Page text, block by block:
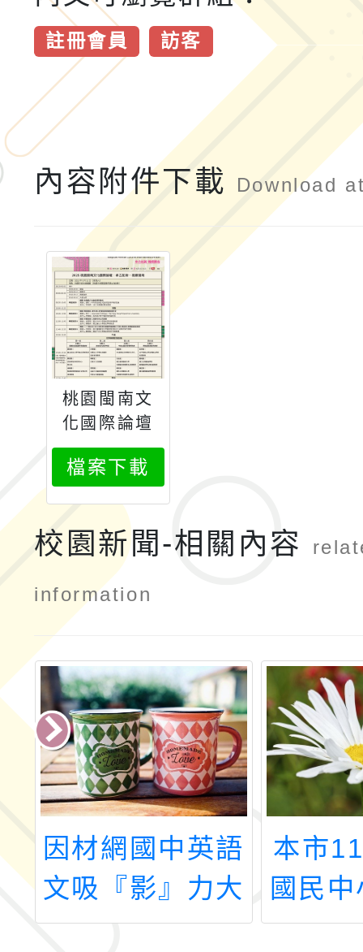
註冊會員 訪客
內容附件下載 Download
桃園閩南文
化國際論壇
檔案下載
校園新聞-相關內容
information
因材網國中英語
文吸『影』力大
調查－填心得抽
本市
國民
語文